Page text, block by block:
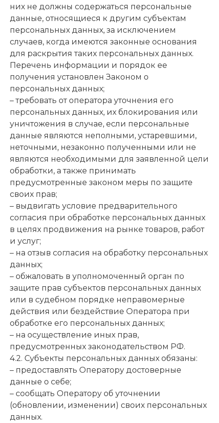
них не должны содержаться персональные
данные, относящиеся к другим субъектам
персональных данных, за исключением
случаев, когда имеются законные основания
для раскрытия таких персональных данных.
Перечень информации и порядок ее
получения установлен Законом о
персональных данных;
– требовать от оператора уточнения его
персональных данных, их блокирования или
уничтожения в случае, если персональные
данные являются неполными, устаревшими,
неточными, незаконно полученными или не
являются необходимыми для заявленной цели
обработки, а также принимать
предусмотренные законом меры по защите
своих прав;
– выдвигать условие предварительного
согласия при обработке персональных данных
в целях продвижения на рынке товаров, работ
и услуг;
– на отзыв согласия на обработку персональных
данных;
– обжаловать в уполномоченный орган по
защите прав субъектов персональных данных
или в судебном порядке неправомерные
действия или бездействие Оператора при
обработке его персональных данных;
– на осуществление иных прав,
предусмотренных законодательством РФ.
4.2. Субъекты персональных данных обязаны:
– предоставлять Оператору достоверные
данные о себе;
– сообщать Оператору об уточнении
(обновлении, изменении) своих персональных
данных.